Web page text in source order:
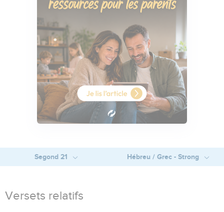
Segond 21 Hébreu / Grec - Strong
Versets relatifs